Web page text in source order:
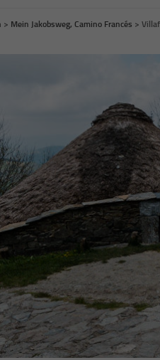
> Mein Jakobsweg, Camino Francés >